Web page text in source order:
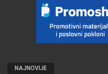
NAJNOVIJE